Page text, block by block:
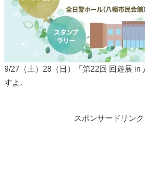
9/27（土）28（日）「第22回 回遊展 in
すよ。
スポンサードリンク